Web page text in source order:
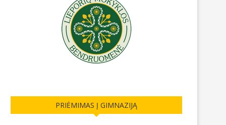
PRIĖMIMAS Į GIMNAZIJĄ